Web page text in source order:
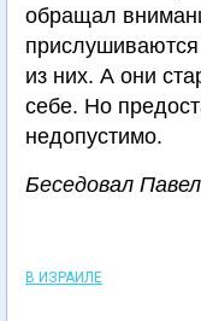
обращал
из них. А они
себе. Но
недопустимо.
Беседовал
В ИЗРАИЛЕ